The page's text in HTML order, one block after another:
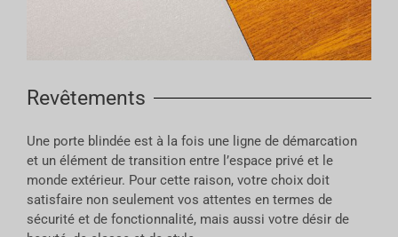
Revêtements
Une porte blindée est à la fois une ligne de démarcation
et un élément de transition entre l’espace privé et le
monde extérieur. Pour cette raison, votre choix doit
satisfaire non seulement vos attentes en termes de
sécurité et de fonctionnalité, mais aussi votre désir de